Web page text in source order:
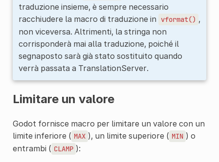
traduzione insieme, è sempre necessario
racchiudere la macro di traduzione in vformat() ,
non viceversa. Altrimenti, la stringa non
corrisponderà mai alla traduzione, poiché il
segnaposto sarà già stato sostituito quando
verrà passata a TranslationServer.
Limitare un valore
Godot fornisce macro per limitare un valore con un
limite inferiore ( MAX ), un limite superiore ( MIN ) o
entrambi ( CLAMP ):